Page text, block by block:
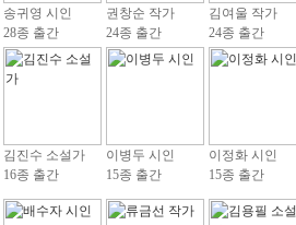
송귀영 시인
28종 출간
권창순 작가
24종 출간
김여울 작가
24종 출간
김진수 소설가
16종 출간
이병두 시인
15종 출간
이정화 시인
15종 출간